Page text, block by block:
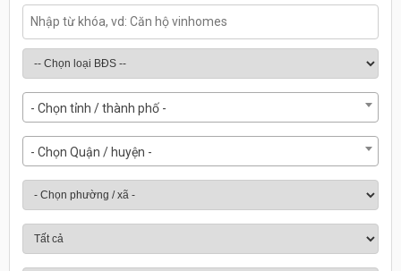
- Chọn tỉnh / thành phố -
- Chọn Quận / huyện -